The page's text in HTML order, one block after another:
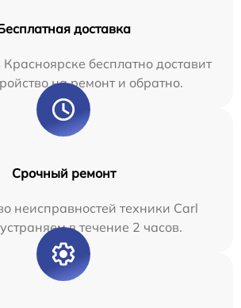
доставка
бесплатно доставит
на ремонт и обратно.
Срочный ремонт
неисправностей техники Carl
в течение 2 часов.